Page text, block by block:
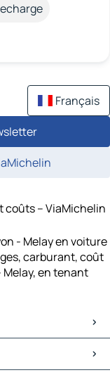
Français
coûts – ViaMichelin
- Melay en voiture
carburant, coût
Melay, en tenant